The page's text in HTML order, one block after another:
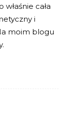
cała
i
moim blogu